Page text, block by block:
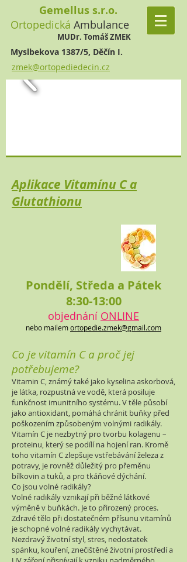
Gemellus s.r.o.
Ortopedická Ambulance
MUDr. Tomáš ZMEK
Myslbekova 1387/5, Děčín I.
zmek@ortopediedecin.cz
Aplikace Vitamínu C a
Glutathionu
Pondělí, Středa a Pátek
8:30-13:00
objednání ONLINE
nebo mailemortopedie.zmek@gmail.com
Co je vitamín C a proč jej
potřebujeme?
Vitamin C, známý také jako kyselina askorbová,
je látka, rozpustná ve vodě, která posiluje
funkčnost imunitního systému. V těle působí
jako antioxidant, pomáhá chránit buňky před
poškozením způsobeným volnými radikály.
Vitamín C je nezbytný pro tvorbu kolagenu –
proteinu, který se podílí na hojení ran. Kromě
toho vitamín C zlepšuje vstřebávání železa z
potravy, je rovněž důležitý pro přeměnu
bílkovin a tuků, a pro tkáňové dýchání.
Co jsou volné radikály?
Volné radikály vznikají při běžné látkové
výměně v buňkách. Je to přirozený proces.
Zdravé tělo při dostatečném přísunu vitamínů
je schopné volné radikály vychytávat.
Nezdravý životní styl, stres, nedostatek
spánku, kouření, znečištěné životní prostředí a